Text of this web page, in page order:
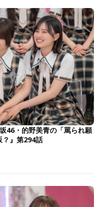
46・的野美青の「罵られ願
』第294話